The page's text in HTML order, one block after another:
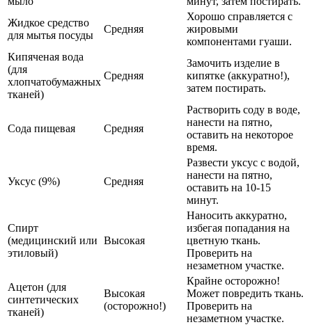
Жидкое средство
для мытья посуды
Средняя
Хорошо справляется с
жировыми
компонентами гуаши.
Кипяченая вода
(для
хлопчатобумажных
тканей)
Средняя
Замочить изделие в
кипятке (аккуратно!),
затем постирать.
Сода пищевая Средняя
Растворить соду в воде,
нанести на пятно,
оставить на некоторое
время.
Уксус (9%) Средняя
Развести уксус с водой,
нанести на пятно,
оставить на 10-15
минут.
Спирт
(медицинский или
этиловый)
Высокая
Наносить аккуратно,
избегая попадания на
цветную ткань.
Проверить на
незаметном участке.
Ацетон (для
синтетических
тканей)
Высокая
(осторожно!)
Крайне осторожно!
Может повредить ткань.
Проверить на
незаметном участке.